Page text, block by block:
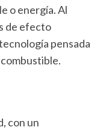
o energía. Al
de efecto
pensada
con un